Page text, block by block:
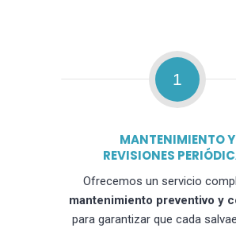
1
MANTENIMIENTO Y
REVISIONES
Ofrecemos un servicio
mantenimiento preventivo y
para garantizar que cada